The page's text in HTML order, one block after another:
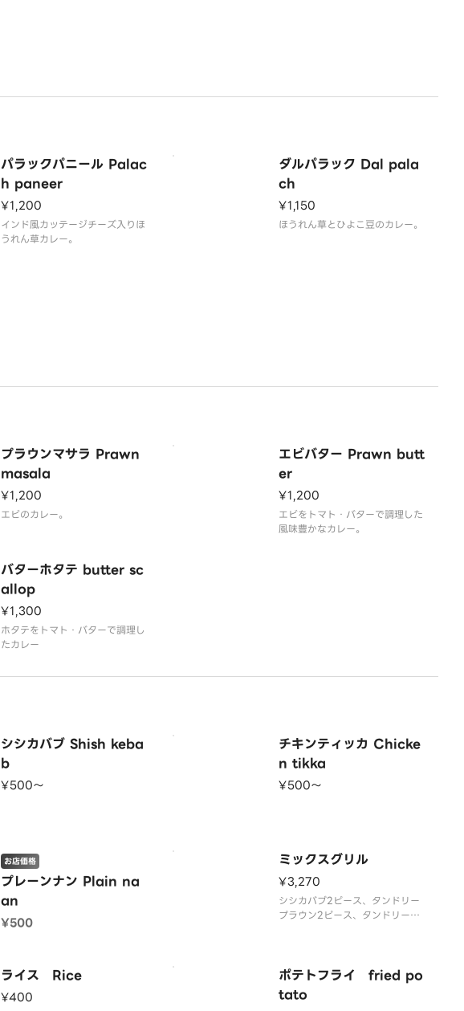
パラックパニール Palac
h paneer
¥1,200
インド風カッテージチーズ入りほ
うれん草カレー。
ダルパラック Dal pala
ch
¥1,150
ほうれん草とひよこ豆のカレー。
プラウンマサラ Prawn
masala
¥1,200
エビのカレー。
エビバター Prawn butt
er
¥1,200
エビをトマト・バターで調理した
風味豊かなカレー。
バターホタテ butter sc
allop
¥1,300
ホタテをトマト・バターで調理し
たカレー
シシカバブ Shish keba
b
¥500〜
チキンティッカ Chicke
n tikka
¥500〜
プレーンナン Plain na
an
お店価格
¥500
ミックスグリル
¥3,270
シシカバブ2ピース、タンドリー
プラウン2ピース、タンドリーチ
ライス Rice
¥400
ポテトフライ fried po
tato